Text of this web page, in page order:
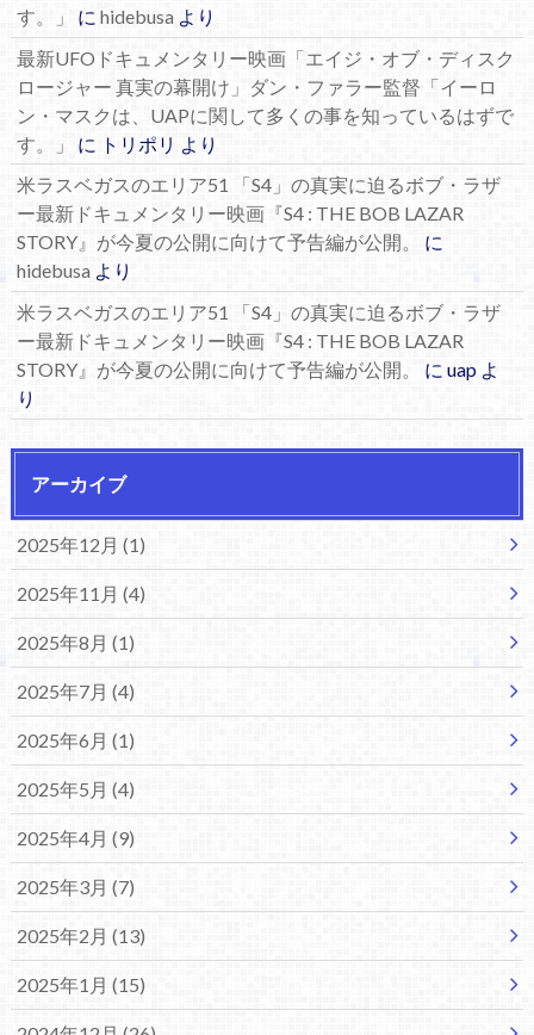
す。」
に hidebusaより
最新UFOドキュメンタリー映画「エイジ・オブ・ディスク
ロージャー 真実の幕開け」ダン・ファラー監督「イーロ
ン・マスクは、UAPに関して多くの事を知っているはずで
す。」
に トリポリ より
米ラスベガスのエリア51 「S4」の真実に迫るボブ・ラザ
ー最新ドキュメンタリー映画『S4 : THE BOB LAZAR
STORY』が今夏の公開に向けて予告編が公開。
に
hidebusaより
米ラスベガスのエリア51 「S4」の真実に迫るボブ・ラザ
ー最新ドキュメンタリー映画『S4 : THE BOB LAZAR
STORY』が今夏の公開に向けて予告編が公開。
に uapよ
り
アーカイブ
2025年12月 (1)
2025年11月 (4)
2025年8月 (1)
2025年7月 (4)
2025年6月 (1)
2025年5月 (4)
2025年4月 (9)
2025年3月 (7)
2025年2月 (13)
2025年1月 (15)